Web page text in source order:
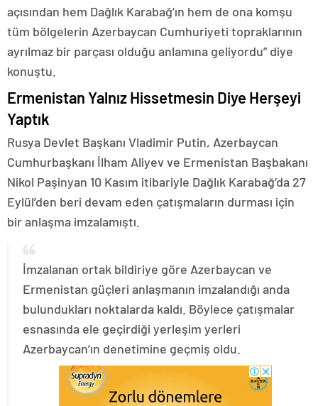
açısından hem Dağlık Karabağ’ın hem de ona komşu
tüm bölgelerin Azerbaycan Cumhuriyeti topraklarının
ayrılmaz bir parçası olduğu anlamına geliyordu” diye
konuştu.
Ermenistan Yalnız Hissetmesin Diye Herşeyi
Yaptık
Rusya Devlet Başkanı Vladimir Putin, Azerbaycan
Cumhurbaşkanı İlham Aliyev ve Ermenistan Başbakanı
Nikol Paşinyan 10 Kasım itibariyle Dağlık Karabağ’da 27
Eylül’den beri devam eden çatışmaların durması için
bir anlaşma imzalamıştı.
İmzalanan ortak bildiriye göre Azerbaycan ve
Ermenistan güçleri anlaşmanın imzalandığı anda
bulundukları noktalarda kaldı. Böylece çatışmalar
esnasında ele geçirdiği yerleşim yerleri
Azerbaycan’ın denetimine geçmiş oldu.